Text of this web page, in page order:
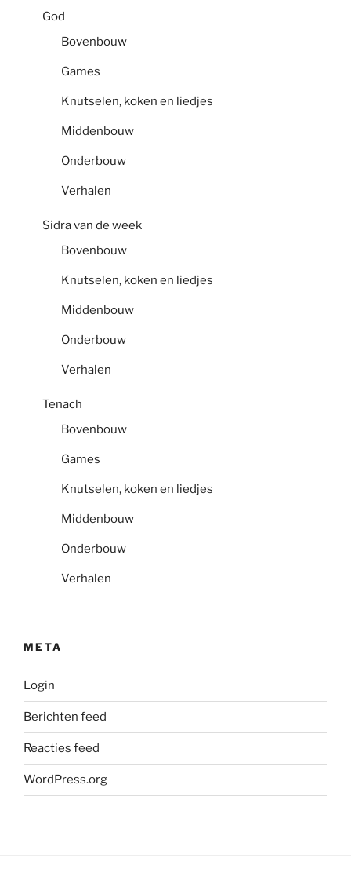
God
Bovenbouw
Games
Knutselen, koken en liedjes
Middenbouw
Onderbouw
Verhalen
Sidra van de week
Bovenbouw
Knutselen, koken en liedjes
Middenbouw
Onderbouw
Verhalen
Tenach
Bovenbouw
Games
Knutselen, koken en liedjes
Middenbouw
Onderbouw
Verhalen
META
Login
Berichten feed
Reacties feed
WordPress.org